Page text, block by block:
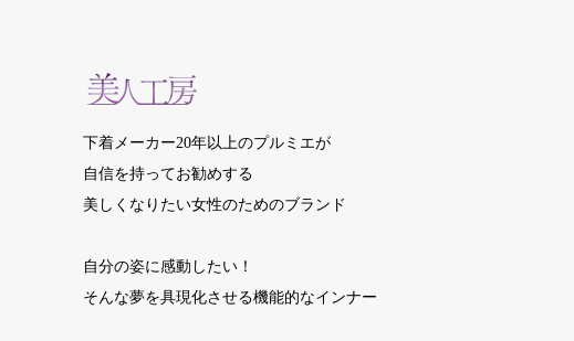
下着メーカー20年以上のプルミエが
自信を持ってお勧めする
美しくなりたい女性のためのブランド
自分の姿に感動したい！
そんな夢を具現化させる機能的なインナー